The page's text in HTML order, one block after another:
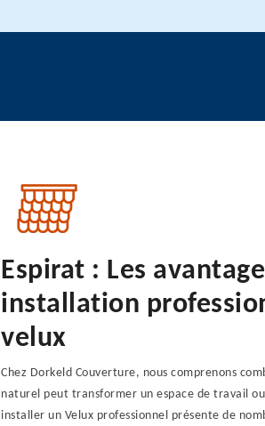
Espirat : Les
installation
velux
Chez Dorkeld Couverture, nous comprenons
naturel peut transformer un espace de travail
installer un Velux professionnel présente de